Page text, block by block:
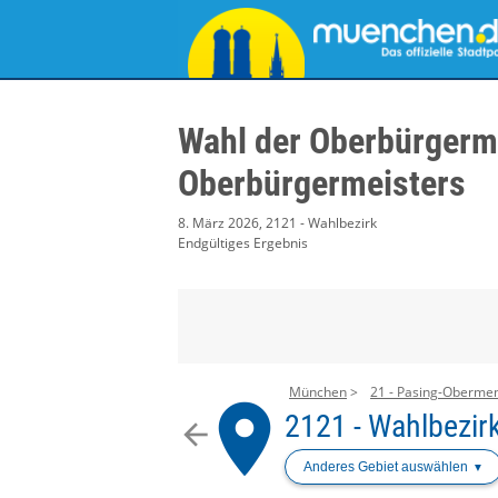
Wahl der
Oberbürgermeisters
8. März 2026, 2121 - Wahlbezirk
Endgültiges Ergebnis
arrow_backplace
München 21 - Pasing-
2121 -
Anderes Gebiet auswählen